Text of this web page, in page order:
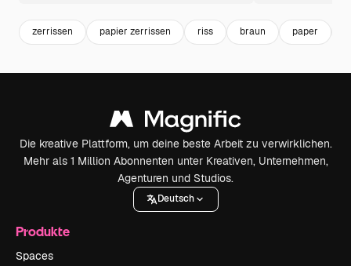
zerrissen papier zerrissen riss braun paper
Die kreative Plattform, um deine beste Arbeit zu verwirklichen.
Mehr als 1 Million Abonnenten unter Kreativen, Unternehmen,
Agenturen und Studios.
Deutsch
Produkte
Spaces